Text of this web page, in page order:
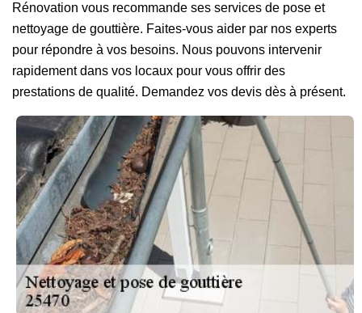
Rénovation vous recommande ses services de pose et
nettoyage de gouttière. Faites-vous aider par nos experts
pour répondre à vos besoins. Nous pouvons intervenir
rapidement dans vos locaux pour vous offrir des
prestations de qualité. Demandez vos devis dès à présent.